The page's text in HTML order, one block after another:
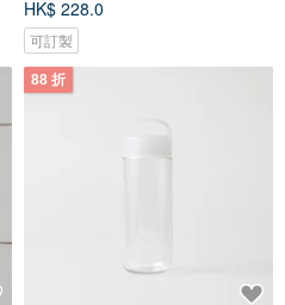
HK$ 228.0
可訂製
88 折